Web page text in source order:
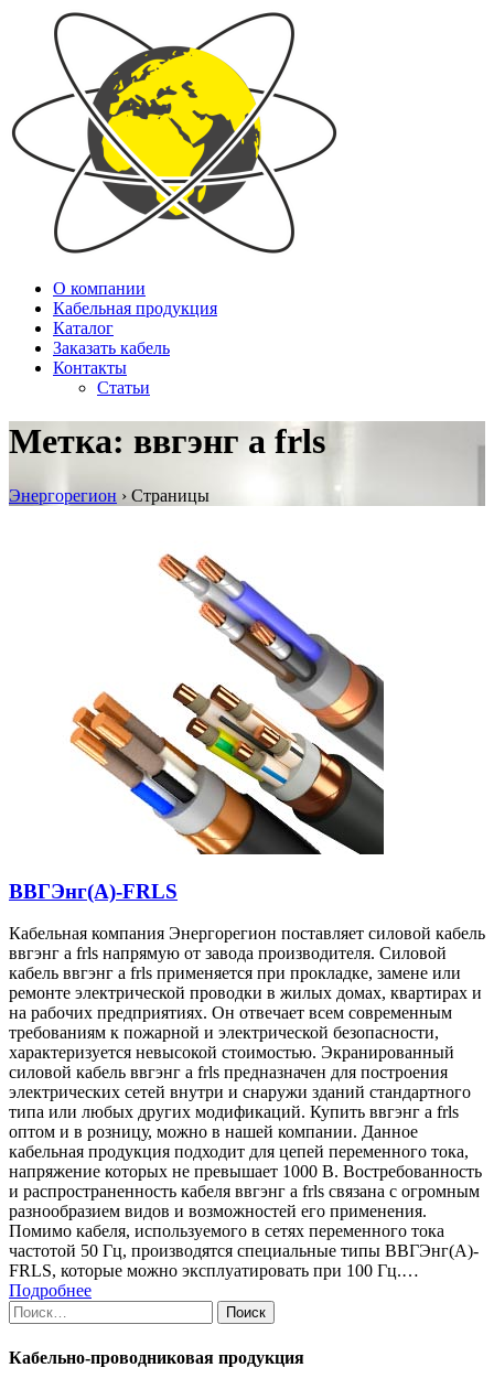
О компании
Кабельная продукция
Каталог
Заказать кабель
Контакты
Статьи
Метка: ввгэнг а frls
Энергорегион › Страницы
ВВГЭнг(А)-FRLS
Кабельная компания Энергорегион поставляет силовой кабель
ввгэнг а frls напрямую от завода производителя. Силовой
кабель ввгэнг а frls применяется при прокладке, замене или
ремонте электрической проводки в жилых домах, квартирах и
на рабочих предприятиях. Он отвечает всем современным
требованиям к пожарной и электрической безопасности,
характеризуется невысокой стоимостью. Экранированный
силовой кабель ввгэнг а frls предназначен для построения
электрических сетей внутри и снаружи зданий стандартного
типа или любых других модификаций. Купить ввгэнг а frls
оптом и в розницу, можно в нашей компании. Данное
кабельная продукция подходит для цепей переменного тока,
напряжение которых не превышает 1000 В. Востребованность
и распространенность кабеля ввгэнг а frls связана с огромным
разнообразием видов и возможностей его применения.
Помимо кабеля, используемого в сетях переменного тока
частотой 50 Гц, производятся специальные типы ВВГЭнг(А)-
FRLS, которые можно эксплуатировать при 100 Гц.…
Подробнее
Найти:
Кабельно-проводниковая продукция